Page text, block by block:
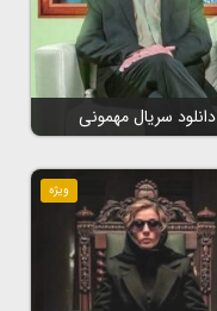
دانلود سریال مهمونی
ویژه